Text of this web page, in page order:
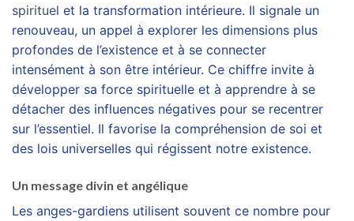
spirituel et la transformation intérieure. Il signale un
renouveau, un appel à explorer les dimensions plus
profondes de l’existence et à se connecter
intensément à son être intérieur. Ce chiffre invite à
développer sa force spirituelle et à apprendre à se
détacher des influences négatives pour se recentrer
sur l’essentiel. Il favorise la compréhension de soi et
des lois universelles qui régissent notre existence.
Un message divin et angélique
Les anges-gardiens utilisent souvent ce nombre pour